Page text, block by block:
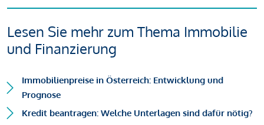
Lesen Sie mehr zum Thema Immobilie
und Finanzierung
Immobilienpreise in Österreich: Entwicklung und
Prognose
Kredit beantragen: Welche Unterlagen sind dafür nötig?